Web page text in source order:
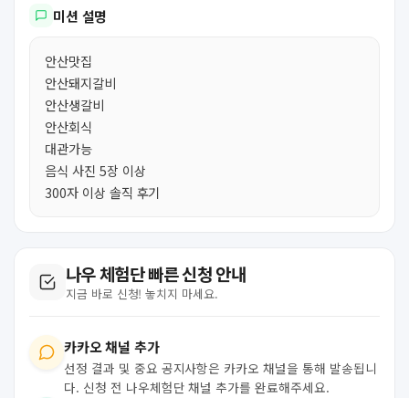
미션 설명
안산맛집
안산돼지갈비
안산생갈비
안산회식
대관가능
음식 사진 5장 이상
300자 이상 솔직 후기
나우 체험단 빠른 신청 안내
지금 바로 신청! 놓치지 마세요.
카카오 채널 추가
선정 결과 및 중요 공지사항은 카카오 채널을 통해 발송됩니
다. 신청 전 나우체험단 채널 추가를 완료해주세요.